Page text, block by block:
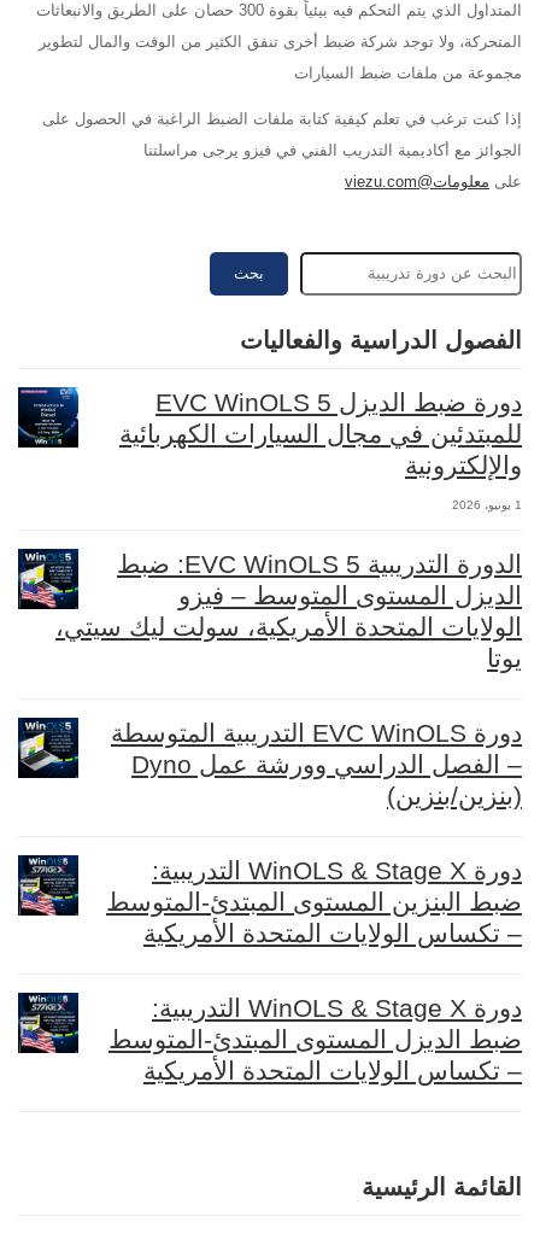
المتداول الذي يتم التحكم فيه بيئياً بقوة 300 حصان على الطريق والانبعاثات
المتحركة، ولا توجد شركة ضبط أخرى تنفق الكثير من الوقت والمال لتطوير
مجموعة من ملفات ضبط السيارات
إذا كنت ترغب في تعلم كيفية كتابة ملفات الضبط الراغبة في الحصول على
الجوائز مع أكاديمية التدريب الفني في فيزو يرجى مراسلتنا
على معلومات@viezu.com
بحث
الفصول الدراسية والفعاليات
دورة ضبط الديزل EVC WinOLS 5
للمبتدئين في مجال السيارات الكهربائية
والإلكترونية
1 يونيو، 2026
الدورة التدريبية EVC WinOLS 5: ضبط
الديزل المستوى المتوسط – فيزو
الولايات المتحدة الأمريكية، سولت ليك سيتي،
يوتا
دورة EVC WinOLS التدريبية المتوسطة
– الفصل الدراسي وورشة عمل Dyno
(بنزين/بنزين)
دورة WinOLS & Stage X التدريبية:
ضبط البنزين المستوى المبتدئ-المتوسط
– تكساس الولايات المتحدة الأمريكية
دورة WinOLS & Stage X التدريبية:
ضبط الديزل المستوى المبتدئ-المتوسط
– تكساس الولايات المتحدة الأمريكية
القائمة الرئيسية